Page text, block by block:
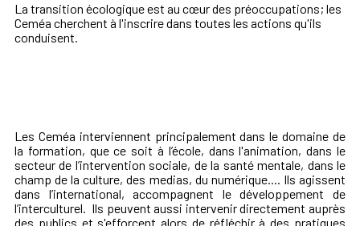
La transition écologique est au cœur des préoccupations; les
Ceméa cherchent à l'inscrire dans toutes les actions qu'ils
conduisent.
Les Ceméa interviennent principalement dans le domaine de
la formation, que ce soit à l’école, dans l'animation, dans le
secteur de l’intervention sociale, de la santé mentale, dans le
champ de la culture, des medias, du numérique.... Ils agissent
dans l’international, accompagnent le développement de
l’interculturel. Ils peuvent aussi intervenir directement auprès
des publics et s'efforcent alors de réfléchir à des pratiques